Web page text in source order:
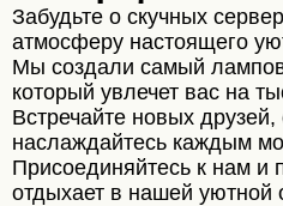
Забудьте о скучных
атмосферу настоящего
Мы создали самый
который увлечет вас на
Встречайте новых
наслаждайтесь каждым
Присоединяйтесь к нам и
отдыхает в нашей уютной